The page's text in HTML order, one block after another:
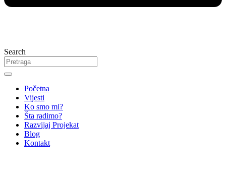
Search
Početna
Vijesti
Ko smo mi?
Šta radimo?
Razvijaj Projekat
Blog
Kontakt